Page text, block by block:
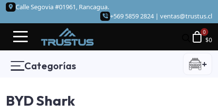
Calle Segovia #01961, Rancagua.
+569 5859 2824 | ventas@trustus.cl
$0
Categorías +
BYD Shark